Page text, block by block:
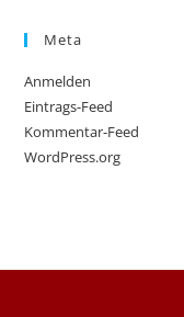
Meta
Anmelden
Eintrags-Feed
Kommentar-Feed
WordPress.org